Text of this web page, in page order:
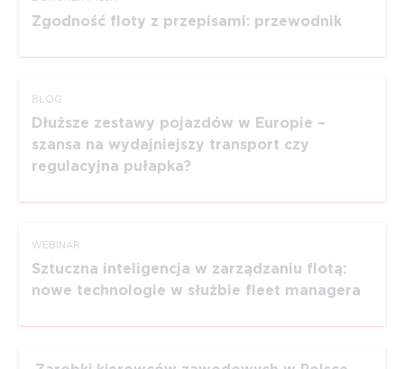
Zgodność floty z przepisami: przewodnik
BLOG
Dłuższe zestawy pojazdów w Europie –
szansa na wydajniejszy transport czy
regulacyjna pułapka?
WEBINAR
Sztuczna inteligencja w zarządzaniu flotą:
nowe technologie w służbie fleet managera